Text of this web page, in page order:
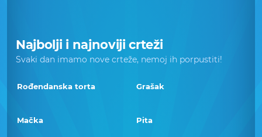
Najbolji i najnoviji crteži
Svaki dan imamo nove crteže, nemoj ih porpustiti!
Rođendanska torta Grašak
Mačka Pita